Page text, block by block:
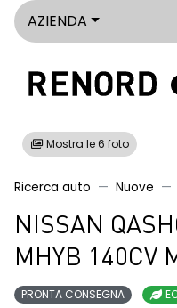
AZIENDA
Mostra le 6 foto
Ricerca auto Nuove
NISSAN
MHYB 140CV
PRONTA CONSEGNA